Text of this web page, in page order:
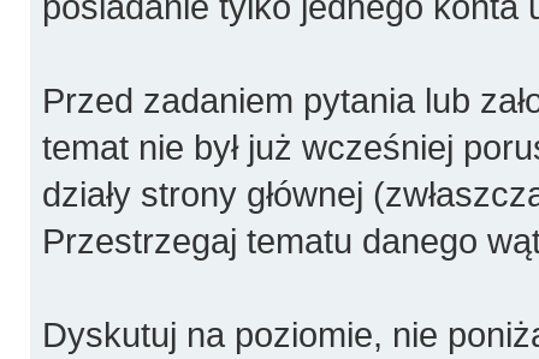
Przed zadaniem pytania lub
temat nie był już wcześniej
działy strony głównej
Przestrzegaj tematu danego
Dyskutuj na poziomie, nie